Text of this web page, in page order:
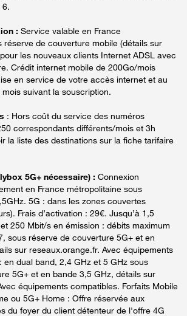
6.
: Service valable en France
réserve de couverture mobile (détails sur
les nouveaux clients Internet ADSL avec
Crédit internet mobile de 200Go/mois
en service de votre accès internet et au
suivant la souscription.
: Hors coût du service des numéros
correspondants différents/mois et 3h
la liste des destinations sur la fiche tarifaire
5G+ nécessaire) : Connexion
en France métropolitaine sous
5G : dans les zones couvertes
Frais d’activation : 29€. Jusqu’à 1,5
250 Mbit/s en émission : débits maximum
sous réserve de couverture 5G+ et en
sur reseaux.orange.fr. Avec équipements
en dual band, 2,4 GHz et 5 GHz sous
5G+ et en bande 3,5 GHz, détails sur
équipements compatibles. Forfaits Mobile
ou 5G+ Home : Offre réservée aux
du foyer du client détenteur de l'offre 4G